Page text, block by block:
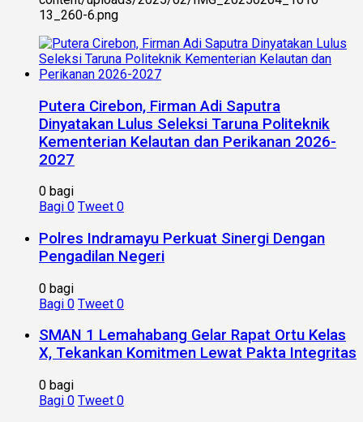
13_260-6.png
Putera Cirebon, Firman Adi Saputra
Dinyatakan Lulus Seleksi Taruna Politeknik
Kementerian Kelautan dan Perikanan 2026-
2027
0 bagi
Bagi 0 Tweet 0
Polres Indramayu Perkuat Sinergi Dengan
Pengadilan Negeri
0 bagi
Bagi 0 Tweet 0
SMAN 1 Lemahabang Gelar Rapat Ortu Kelas
X, Tekankan Komitmen Lewat Pakta Integritas
0 bagi
Bagi 0 Tweet 0